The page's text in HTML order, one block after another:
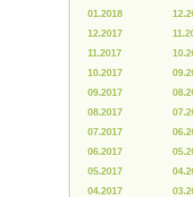
01.2018
12.2017
11.2017
10.2017
09.2017
08.2017
07.2017
06.2017
05.2017
04.2017